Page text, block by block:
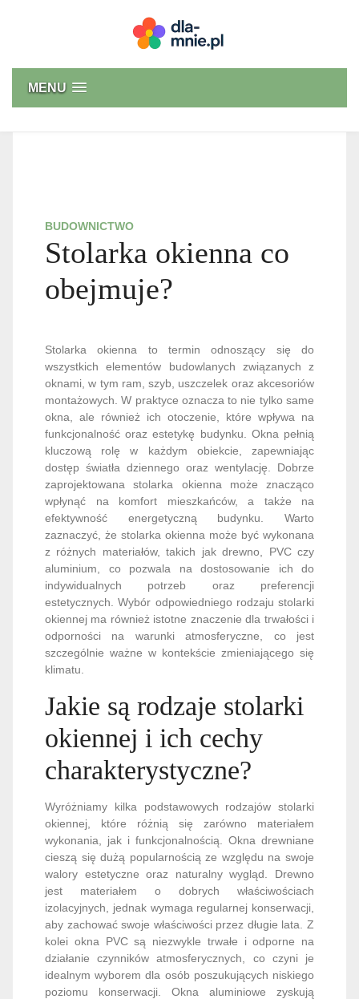
MENU
BUDOWNICTWO
Stolarka okienna co
obejmuje?
Stolarka okienna to termin odnoszący się do
wszystkich elementów budowlanych związanych z
oknami, w tym ram, szyb, uszczelek oraz akcesoriów
montażowych. W praktyce oznacza to nie tylko same
okna, ale również ich otoczenie, które wpływa na
funkcjonalność oraz estetykę budynku. Okna pełnią
kluczową rolę w każdym obiekcie, zapewniając
dostęp światła dziennego oraz wentylację. Dobrze
zaprojektowana stolarka okienna może znacząco
wpłynąć na komfort mieszkańców, a także na
efektywność energetyczną budynku. Warto
zaznaczyć, że stolarka okienna może być wykonana
z różnych materiałów, takich jak drewno, PVC czy
aluminium, co pozwala na dostosowanie ich do
indywidualnych potrzeb oraz preferencji
estetycznych. Wybór odpowiedniego rodzaju stolarki
okiennej ma również istotne znaczenie dla trwałości i
odporności na warunki atmosferyczne, co jest
szczególnie ważne w kontekście zmieniającego się
klimatu.
Jakie są rodzaje stolarki
okiennej i ich cechy
charakterystyczne?
Wyróżniamy kilka podstawowych rodzajów stolarki
okiennej, które różnią się zarówno materiałem
wykonania, jak i funkcjonalnością. Okna drewniane
cieszą się dużą popularnością ze względu na swoje
walory estetyczne oraz naturalny wygląd. Drewno
jest materiałem o dobrych właściwościach
izolacyjnych, jednak wymaga regularnej konserwacji,
aby zachować swoje właściwości przez długie lata. Z
kolei okna PVC są niezwykle trwałe i odporne na
działanie czynników atmosferycznych, co czyni je
idealnym wyborem dla osób poszukujących niskiego
poziomu konserwacji. Okna aluminiowe zyskują